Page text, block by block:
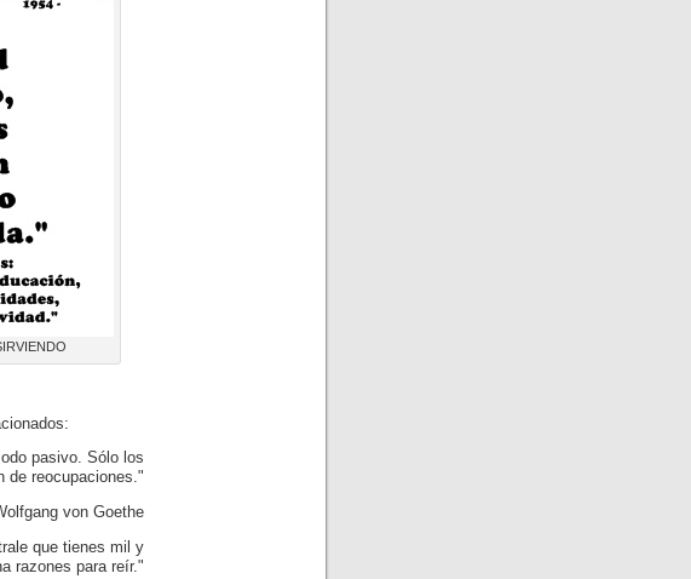
pasivo. Sólo los
de reocupaciones."
von Goethe
que tienes mil y
razones para reír."